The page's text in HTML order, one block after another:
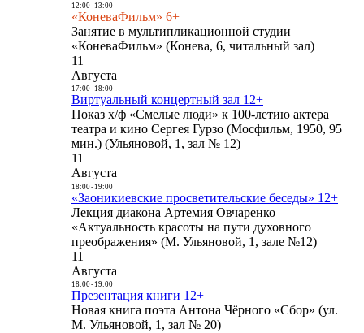
12:00- 13:00
«КоневаФильм» 6+
Занятие в мультипликационной студии
«КоневаФильм» (Конева, 6, читальный зал)
11
Августа
17:00- 18:00
Виртуальный концертный зал 12+
Показ х/ф «Смелые люди» к 100-летию актера
театра и кино Сергея Гурзо (Мосфильм, 1950, 95
мин.) (Ульяновой, 1, зал № 12)
11
Августа
18:00- 19:00
«Заоникиевские просветительские беседы» 12+
Лекция диакона Артемия Овчаренко
«Актуальность красоты на пути духовного
преображения» (М. Ульяновой, 1, зале №12)
11
Августа
18:00- 19:00
Презентация книги 12+
Новая книга поэта Антона Чёрного «Сбор» (ул.
М. Ульяновой, 1, зал № 20)